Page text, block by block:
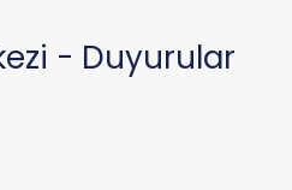
- Duyurular